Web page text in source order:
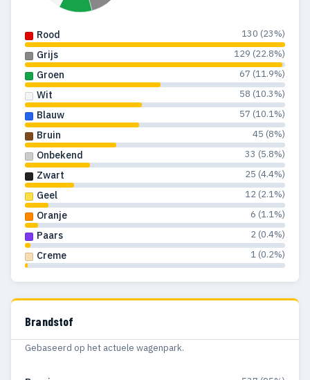
Rood 130 (23%)
Grijs 129 (22.8%)
Groen 67 (11.9%)
Wit 58 (10.3%)
Blauw 57 (10.1%)
Bruin 45 (8%)
Onbekend 33 (5.8%)
Zwart 25 (4.4%)
Geel 12 (2.1%)
Oranje 6 (1.1%)
Paars 2 (0.4%)
Creme 1 (0.2%)
Brandstof
Gebaseerd op het actuele wagenpark.